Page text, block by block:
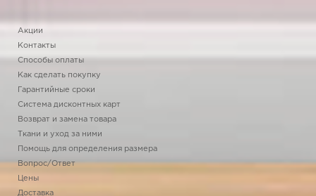
Акции
Контакты
Способы оплаты
Как сделать покупку
Гарантийные сроки
Система дисконтных карт
Возврат и замена товара
Ткани и уход за ними
Помощь для определения размера
Вопрос/Ответ
Цены
Доставка